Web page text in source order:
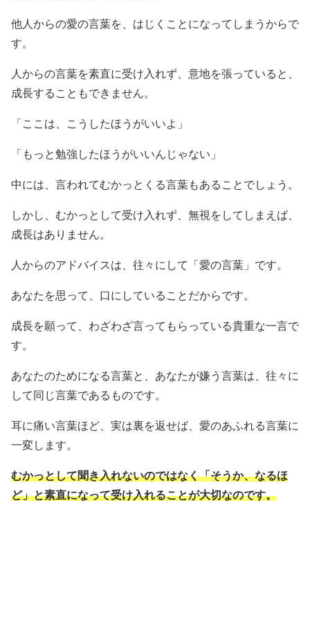
他人からの愛の言葉を、はじくことになってしまうからで
す。
人からの言葉を素直に受け入れず、意地を張っていると、
成長することもできません。
「ここは、こうしたほうがいいよ」
「もっと勉強したほうがいいんじゃない」
中には、言われてむかっとくる言葉もあることでしょう。
しかし、むかっとして受け入れず、無視をしてしまえば、
成長はありません。
人からのアドバイスは、往々にして「愛の言葉」です。
あなたを思って、口にしていることだからです。
成長を願って、わざわざ言ってもらっている貴重な一言で
す。
あなたのためになる言葉と、あなたが嫌う言葉は、往々に
して同じ言葉であるものです。
耳に痛い言葉ほど、実は裏を返せば、愛のあふれる言葉に
一変します。
むかっとして聞き入れないのではなく「そうか、なるほ
ど」と素直になって受け入れることが大切なのです。